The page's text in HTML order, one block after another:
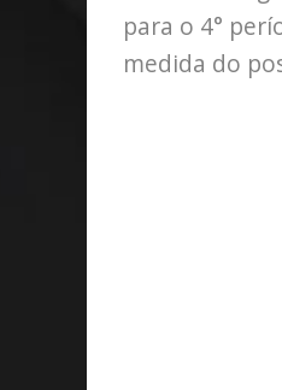
para o 4°
medida do